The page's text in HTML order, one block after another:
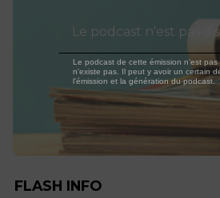
FLASH INFO
Le podcast n'est pas
Le podcast de cette émission n'est
n'existe pas. Il peut y avoir un certain
l'émission et la génération du podcast.